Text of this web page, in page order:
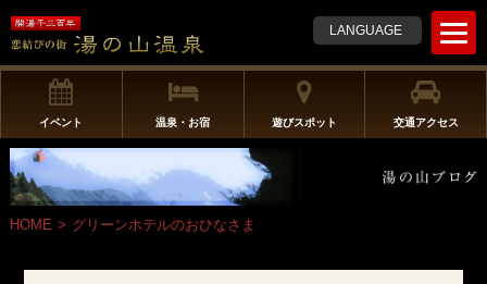
t
o
g
l
n
LANGUAGE
イベント 温泉・お宿 遊びスポット 交通アクセス
HOME > グリーンホテルのおひなさま